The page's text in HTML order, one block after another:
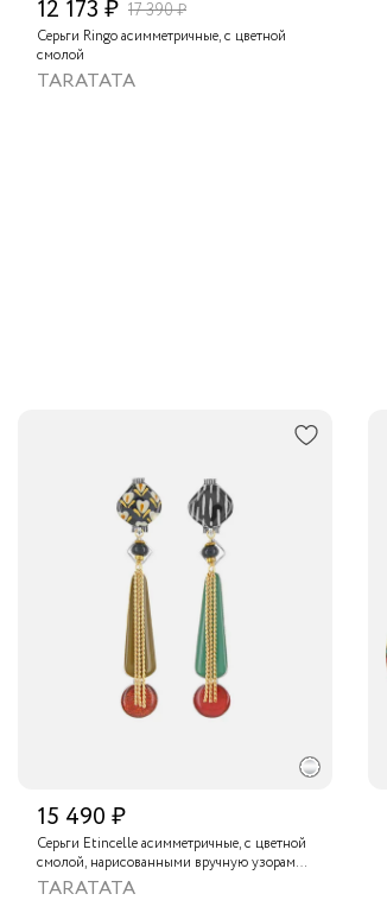
12 173 ₽ 17 390 ₽
Серьги Ringo асимметричные, с цветной
смолой
TARATATA
15 490 ₽
Серьги Etincelle асимметричные, с цветной
смолой, нарисованными вручную узорами,
слюдяным порошком, стеклянной бусиной,
тонированным гематитом и золотой
TARATATA